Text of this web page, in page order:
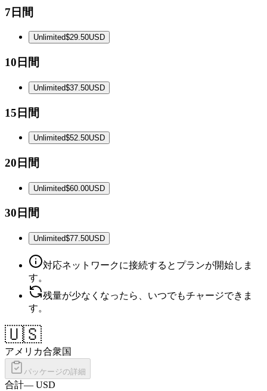
7日間
Unlimited$29.50USD
10日間
Unlimited$37.50USD
15日間
Unlimited$52.50USD
20日間
Unlimited$60.00USD
30日間
Unlimited$77.50USD
対応ネットワークに接続するとプランが開始しま
す。
残量が少なくなったら、いつでもチャージできま
す。
🇺🇸
アメリカ合衆国
パッケージの詳細
合計— USD